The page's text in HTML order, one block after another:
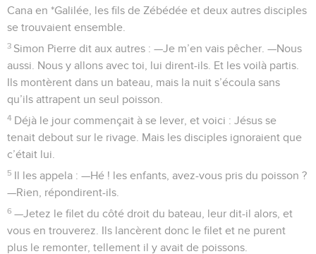
Cana en *Galilée, les fils de Zébédée et deux autres disciples
se trouvaient ensemble.
3 Simon Pierre dit aux autres : —Je m’en vais pêcher. —Nous
aussi. Nous y allons avec toi, lui dirent-ils. Et les voilà partis.
Ils montèrent dans un bateau, mais la nuit s’écoula sans
qu’ils attrapent un seul poisson.
4 Déjà le jour commençait à se lever, et voici : Jésus se
tenait debout sur le rivage. Mais les disciples ignoraient que
c’était lui.
5 Il les appela : —Hé ! les enfants, avez-vous pris du poisson ?
—Rien, répondirent-ils.
6 —Jetez le filet du côté droit du bateau, leur dit-il alors, et
vous en trouverez. Ils lancèrent donc le filet et ne purent
plus le remonter, tellement il y avait de poissons.